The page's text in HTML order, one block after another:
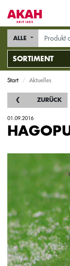
SORTIMENT
ALLE
Start Aktuelles
ZURÜCK
01.09.2016